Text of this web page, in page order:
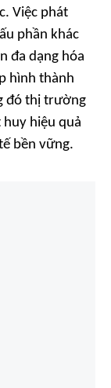
Việc phát
phần khác
đa dạng hóa
hình thành
đó thị trường
huy hiệu quả
bền vững.